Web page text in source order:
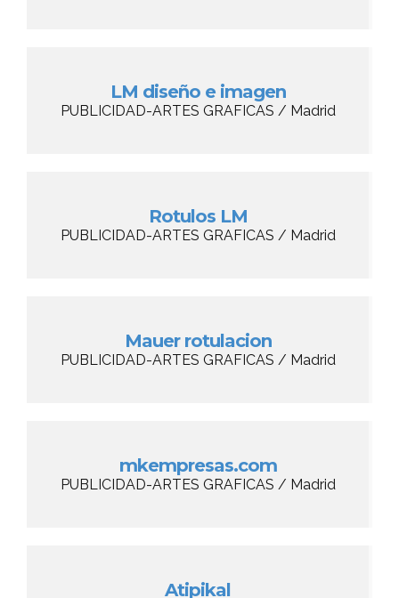
LM diseño e imagen
PUBLICIDAD-ARTES GRAFICAS / Madrid
Rotulos LM
PUBLICIDAD-ARTES GRAFICAS / Madrid
Mauer rotulacion
PUBLICIDAD-ARTES GRAFICAS / Madrid
mkempresas.com
PUBLICIDAD-ARTES GRAFICAS / Madrid
Atipikal